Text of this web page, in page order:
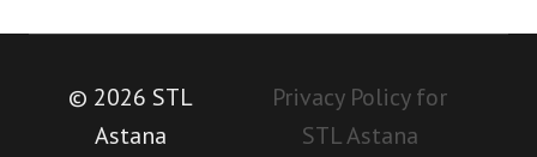
© 2026 STL
Astana
Privacy Policy for
STL Astana